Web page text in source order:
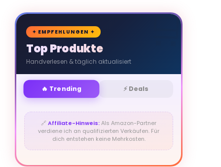
🛒
✦ EMPFEHLUNGEN ✦
Top Produkte
Handverlesen & täglich aktualisiert
🔥 Trending ⚡ Deals
🔗Affiliate-Hinweis:Als Amazon-Partner
verdiene ich an qualifizierten Verkäufen. Für
dich entstehen keine Mehrkosten.